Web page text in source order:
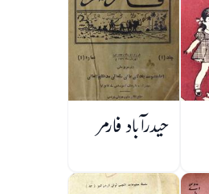
حیدرآباد فارمر